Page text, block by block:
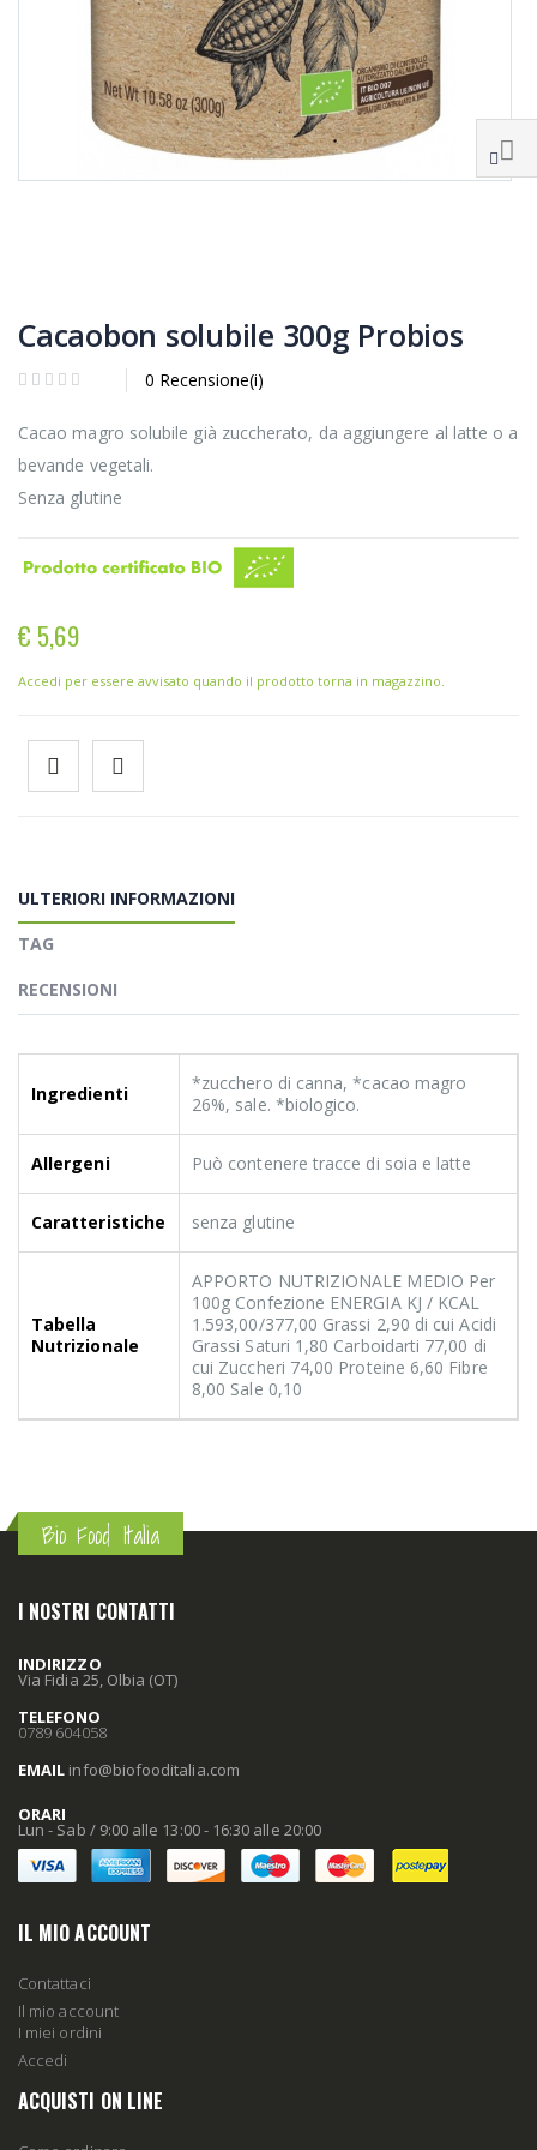
Cacaobon solubile 300g Probios
0 Recensione(i)
Cacao magro solubile già zuccherato, da aggiungere al latte o a
bevande vegetali.
Senza glutine
€ 5,69
Accedi per essere avvisato quando il prodotto torna in magazzino.
ULTERIORI INFORMAZIONI
TAG
RECENSIONI
Ingredienti
*zucchero di canna, *cacao magro
26%, sale. *biologico.
Allergeni Può contenere tracce di soia e latte
Caratteristiche senza glutine
Tabella
Nutrizionale
APPORTO NUTRIZIONALE MEDIO Per
100g Confezione ENERGIA KJ / KCAL
1.593,00/377,00 Grassi 2,90 di cui Acidi
Grassi Saturi 1,80 Carboidarti 77,00 di
cui Zuccheri 74,00 Proteine 6,60 Fibre
8,00 Sale 0,10
Bio Food Italia
I NOSTRI CONTATTI
INDIRIZZO
Via Fidia 25, Olbia (OT)
TELEFONO
0789 604058
EMAIL info@biofooditalia.com
ORARI
Lun - Sab / 9:00 alle 13:00 - 16:30 alle 20:00
IL MIO ACCOUNT
Contattaci
Il mio account
I miei ordini
Accedi
ACQUISTI ON LINE